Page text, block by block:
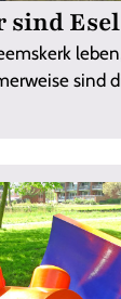
sind Esel
sind